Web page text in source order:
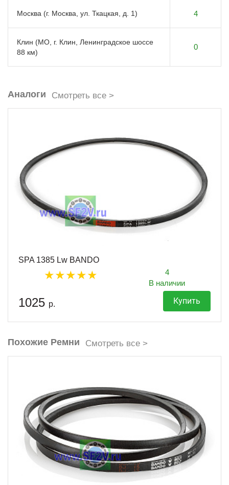
Москва (г. Москва, ул. Ткацкая, д. 1) 4
Клин (МО, г. Клин, Ленинградское шоссе
88 км)
0
Аналоги Смотреть все >
SPA 1385 Lw BANDO
4
В наличии
1025 р. Купить
Похожие Ремни Смотреть все >